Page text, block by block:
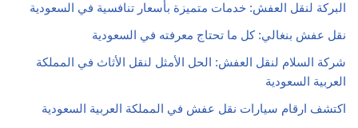
البركة لنقل العفش: خدمات متميزة بأسعار تنافسية في السعودية
نقل عفش بنغالي: كل ما تحتاج معرفته في السعودية
شركة السلام لنقل العفش: الحل الأمثل لنقل الأثاث في المملكة
العربية السعودية
اكتشف ارقام سيارات نقل عفش في المملكة العربية السعودية